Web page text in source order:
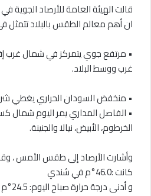
قالت الهيئة العامة للأرصاد الجوية
ان أهم معالم الطقس بالبلاد تتمثل
• مرتفع جوي يتمركز في شمال غرب
غرب ووسط البلاد.
• منخفض السودان الحراري يغطي
• الفاصل المداري يمر اليوم شمال
الخرطوم، الأبيض، نيالا والجنينة.
وأشارت الأرصاد إلى طقس الأمس ،
كانت :46.0°م في شندي
و أدنى درجة حرارة صباح اليوم: 24.5°م في رشاد